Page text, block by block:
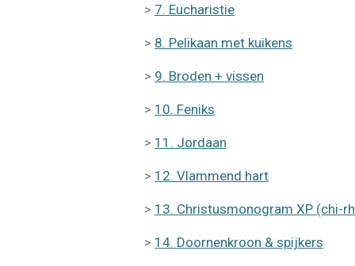
> 7. Eucharistie
> 8. Pelikaan met kuikens
> 9. Broden + vissen
> 10. Feniks
> 11. Jordaan
> 12. Vlammend hart
> 13. Christusmonogram XP (chi-
> 14. Doornenkroon & spijkers